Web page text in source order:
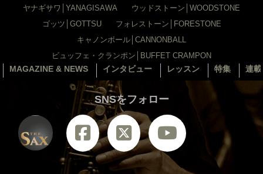
ヤナギサワ│YANAGISAWA
ウッドストーン│WOODSTONE
ゴッツ│GOTTSU
フォレストーン│FORESTONE
キャノンボール│CANNONBALL
ビュッフェ・クランポン│BUFFET CRAMPON
MAGAZINE & NEWS インタビュー レッスン 特集 連
SNSをフォロー